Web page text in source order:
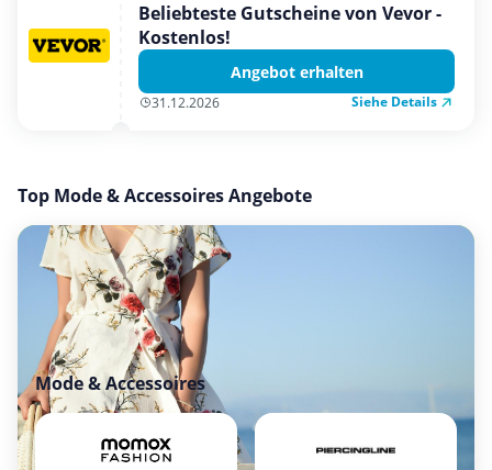
Beliebteste Gutscheine von Vevor -
Kostenlos!
Angebot erhalten
31.12.2026 Siehe Details
Top Mode & Accessoires Angebote
Mode & Accessoires